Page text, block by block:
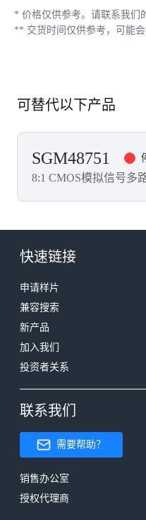
* 价格仅供参考。请联系我们
** 交货时间仅供参考，可能
可替代以下产品
SGM48751
8:1 CMOS模拟信号多
快速链接
申请样片
兼容搜索
新产品
加入我们
投资者关系
联系我们
需要帮助？
销售办公室
授权代理商